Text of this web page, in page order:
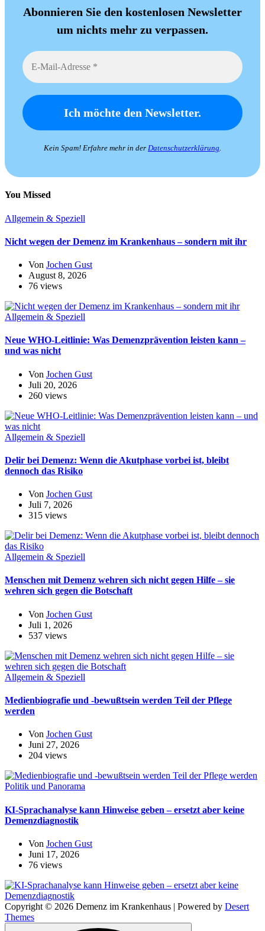
Abonnieren Sie den kostenlosen Newsletter
um nichts mehr zu verpassen.
Kein Spam! Erfahre mehr in der Datenschutzerklärung.
You Missed
Allgemein & Speziell
Nicht wegen der Demenz im Krankenhaus – sondern mit ihr
Von Jochen Gust
August 8, 2026
76 views
Allgemein & Speziell
Neue WHO-Leitlinie: Was Demenzprävention leisten kann –
und was nicht
Von Jochen Gust
Juli 20, 2026
260 views
Allgemein & Speziell
Delir bei Demenz: Wenn die Akutphase vorbei ist, bleibt
dennoch das Risiko
Von Jochen Gust
Juli 7, 2026
315 views
Allgemein & Speziell
Menschen mit Demenz wehren sich nicht gegen Hilfe – sie
wehren sich gegen die Botschaft
Von Jochen Gust
Juli 1, 2026
537 views
Allgemein & Speziell
Medienbiografie und -bewußtsein werden Teil der Pflege
werden
Von Jochen Gust
Juni 27, 2026
204 views
Politik und Panorama
KI-Sprachanalyse kann Hinweise geben – ersetzt aber keine
Demenzdiagnostik
Von Jochen Gust
Juni 17, 2026
76 views
Copyright © 2026 Demenz im Krankenhaus | Powered by Desert
Themes